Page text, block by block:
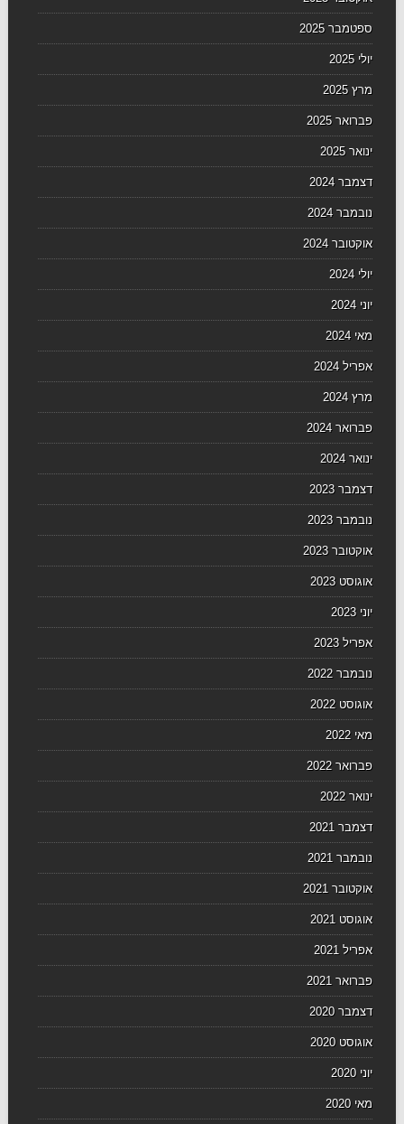
ספטמבר 2025
יולי 2025
מרץ 2025
פברואר 2025
ינואר 2025
דצמבר 2024
נובמבר 2024
אוקטובר 2024
יולי 2024
יוני 2024
מאי 2024
אפריל 2024
מרץ 2024
פברואר 2024
ינואר 2024
דצמבר 2023
נובמבר 2023
אוקטובר 2023
אוגוסט 2023
יוני 2023
אפריל 2023
נובמבר 2022
אוגוסט 2022
מאי 2022
פברואר 2022
ינואר 2022
דצמבר 2021
נובמבר 2021
אוקטובר 2021
אוגוסט 2021
אפריל 2021
פברואר 2021
דצמבר 2020
אוגוסט 2020
יוני 2020
מאי 2020